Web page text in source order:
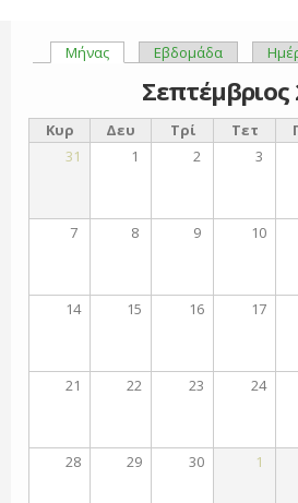
Πρωτεύουσες
Μήνας(ενεργή καρτέλα)
Εβδομάδα
Σεπτέμβριος
Κυρ Δευ Τρί Τετ
31
1 2 3
7 8 9 10
14 15 16 17
21 22 23 24
28 29 30 1